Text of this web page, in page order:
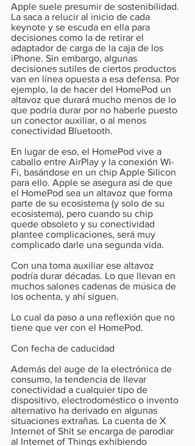
Apple suele presumir de sostenibilidad.
La saca a relucir al inicio de cada
keynote y se escuda en ella para
decisiones como la de retirar el
adaptador de carga de la caja de los
iPhone. Sin embargo, algunas
decisiones sutiles de ciertos productos
van en línea opuesta a esa defensa. Por
ejemplo, la de hacer del HomePod un
altavoz que durará mucho menos de lo
que podría durar por no haberle puesto
un conector auxiliar, o al menos
conectividad Bluetooth.
En lugar de eso, el HomePod vive a
caballo entre AirPlay y la conexión Wi-
Fi, basándose en un chip Apple Silicon
para ello. Apple se asegura así de que
el HomePod sea un altavoz que forma
parte de su ecosistema (y solo de su
ecosistema), pero cuando su chip
quede obsoleto y su conectividad
plantee complicaciones, será muy
complicado darle una segunda vida.
Con una toma auxiliar ese altavoz
podría durar décadas. Lo que llevan en
muchos salones cadenas de música de
los ochenta, y ahí siguen.
Lo cual da paso a una reflexión que no
tiene que ver con el HomePod.
Con fecha de caducidad
Además del auge de la electrónica de
consumo, la tendencia de llevar
conectividad a cualquier tipo de
dispositivo, electrodoméstico o invento
alternativo ha derivado en algunas
situaciones extrañas. La cuenta de X
Internet of Shit se encarga de parodiar
al Internet of Things exhibiendo